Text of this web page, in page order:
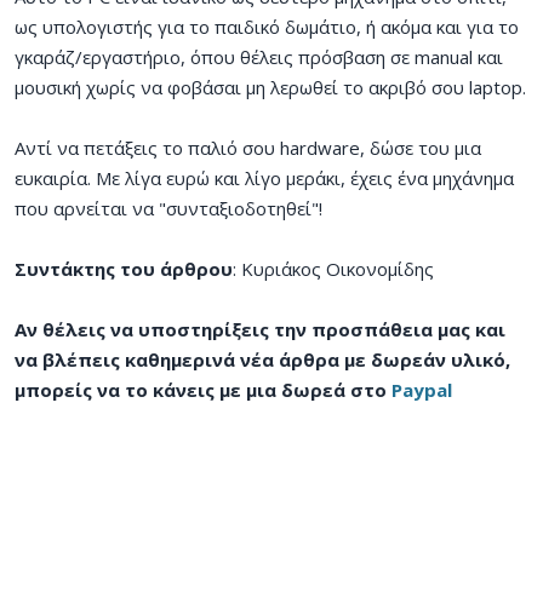
ως υπολογιστής για το παιδικό δωμάτιο, ή ακόμα και για το
γκαράζ/εργαστήριο, όπου θέλεις πρόσβαση σε manual και
μουσική χωρίς να φοβάσαι μη λερωθεί το ακριβό σου laptop.
Αντί να πετάξεις το παλιό σου hardware, δώσε του μια
ευκαιρία. Με λίγα ευρώ και λίγο μεράκι, έχεις ένα μηχάνημα
που αρνείται να "συνταξιοδοτηθεί"!
Συντάκτης του άρθρου: Κυριάκος Οικονομίδης
Αν θέλεις να υποστηρίξεις την προσπάθεια μας και
να βλέπεις καθημερινά νέα άρθρα με δωρεάν υλικό,
μπορείς να το κάνεις με μια δωρεά στο Paypal